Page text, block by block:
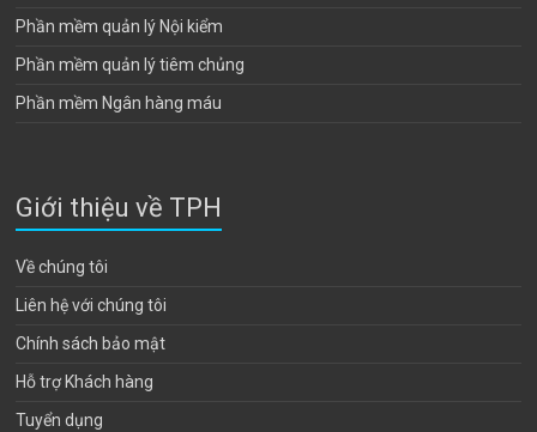
Phần mềm quản lý Nội kiểm
Phần mềm quản lý tiêm chủng
Phần mềm Ngân hàng máu
Giới thiệu về TPH
Về chúng tôi
Liên hệ với chúng tôi
Chính sách bảo mật
Hỗ trợ Khách hàng
Tuyển dụng